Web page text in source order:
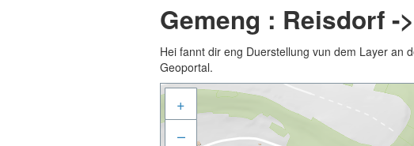
Gemeng : Reisdorf -
Hei fannt dir eng Duerstellung vun dem Layer an
Geoportal.
+
–